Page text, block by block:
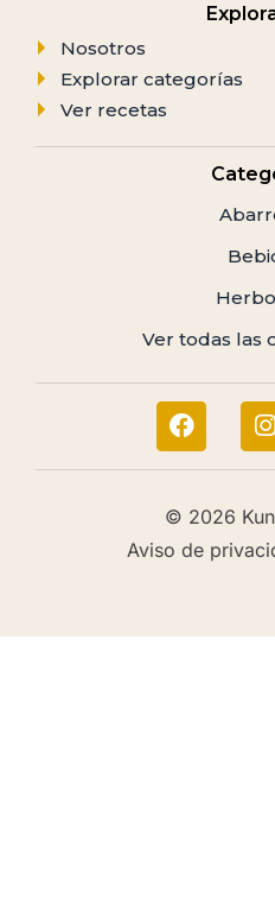
Nosotros
Explorar categorías
Ver recetas
Ver todas las
© 2026
Aviso de